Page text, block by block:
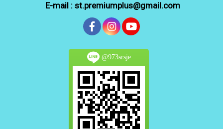
E-mail : st.premiumplus@gmail.com
@973srsje